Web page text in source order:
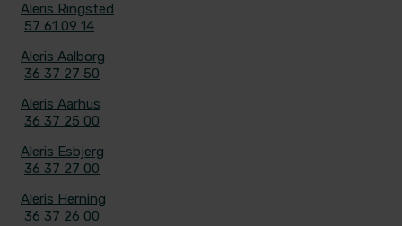
Aleris Ringsted
57 61 09 14
Aleris Aalborg
36 37 27 50
Aleris Aarhus
36 37 25 00
Aleris Esbjerg
36 37 27 00
Aleris Herning
36 37 26 00